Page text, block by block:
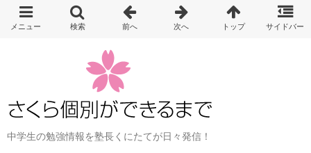
中学生の勉強情報を塾長くにたてが日々発信！